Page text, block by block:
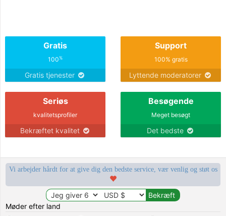
Gratis
100%
Gratis tjenester
Support
100% gratis
Lyttende moderatorer
Seriøs
kvalitetsprofiler
Bekræftet kvalitet
Besøgende
Meget besøgt
Det bedste
Vi arbejder hårdt for at give dig den bedste service, vær venlig og støt os
Møder efter land